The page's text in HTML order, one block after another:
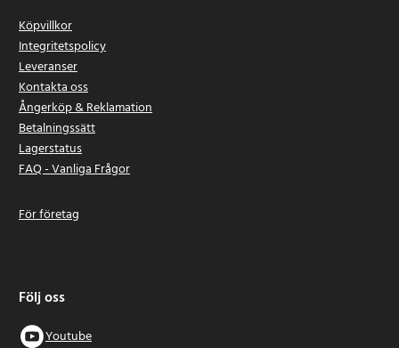
Köpvillkor
Integritetspolicy
Leveranser
Kontakta oss
Ångerköp & Reklamation
Betalningssätt
Lagerstatus
FAQ - Vanliga Frågor
För företag
Följ oss
Youtube